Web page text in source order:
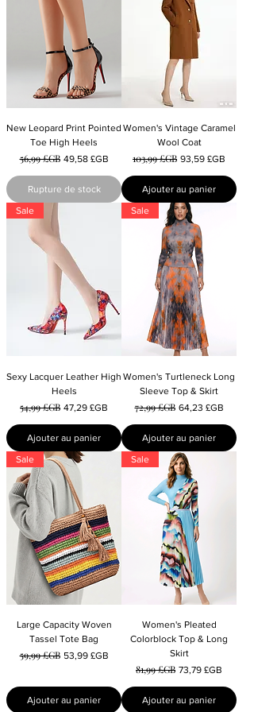
New Leopard Print Pointed
Toe High Heels
Prix original
56,99 £GB Prix promotionnel
49,58 £GB
Rupture de stock
Women's Vintage Caramel
Wool Coat
Prix original
103,99 £GB Prix promotionnel
93,59 £GB
Ajouter au panier
Sale
Sexy Lacquer Leather High
Heels
Prix original
54,99 £GB Prix promotionnel
47,29 £GB
Ajouter au panier
Sale
Women's Turtleneck Long
Sleeve Top & Skirt
Prix original
72,99 £GB Prix promotionnel
64,23 £GB
Ajouter au panier
Sale
Large Capacity Woven
Tassel Tote Bag
Prix original
59,99 £GB Prix promotionnel
53,99 £GB
Ajouter au panier
Sale
Women's Pleated
Colorblock Top & Long
Skirt
Prix original
81,99 £GB Prix promotionnel
73,79 £GB
Ajouter au panier